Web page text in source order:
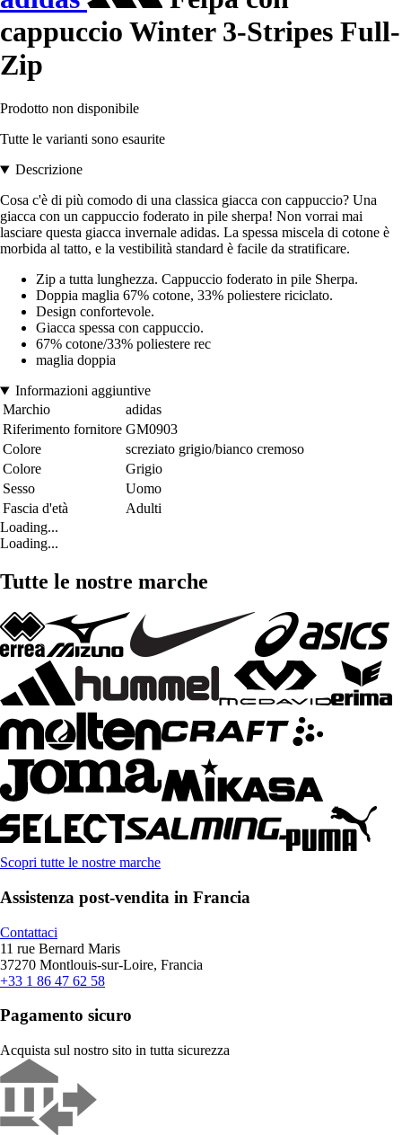
cappuccio Winter 3-Stripes Full-
Zip
Prodotto non disponibile
Tutte le varianti sono esaurite
Descrizione
Cosa c'è di più comodo di una classica giacca con cappuccio? Una
giacca con un cappuccio foderato in pile sherpa! Non vorrai mai
lasciare questa giacca invernale adidas. La spessa miscela di cotone è
morbida al tatto, e la vestibilità standard è facile da stratificare.
Zip a tutta lunghezza. Cappuccio foderato in pile Sherpa.
Doppia maglia 67% cotone, 33% poliestere riciclato.
Design confortevole.
Giacca spessa con cappuccio.
67% cotone/33% poliestere rec
maglia doppia
Informazioni aggiuntive
Marchio
adidas
Riferimento fornitore GM0903
Colore
screziato grigio/bianco cremoso
Colore
Grigio
Sesso
Uomo
Fascia d'età
Adulti
Loading...
Loading...
Tutte le nostre marche
Scopri tutte le nostre marche
Assistenza post-vendita in Francia
Contattaci
11 rue Bernard Maris
37270 Montlouis-sur-Loire, Francia
+33 1 86 47 62 58
Pagamento sicuro
Acquista sul nostro sito in tutta sicurezza